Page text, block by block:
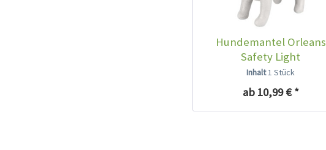
Hundemantel Orleans
Safety Light
Inhalt1 Stück
ab 10,99 € *